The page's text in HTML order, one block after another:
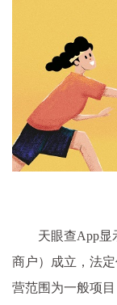
天眼查App显
商户）成立，法
营范围为一般项